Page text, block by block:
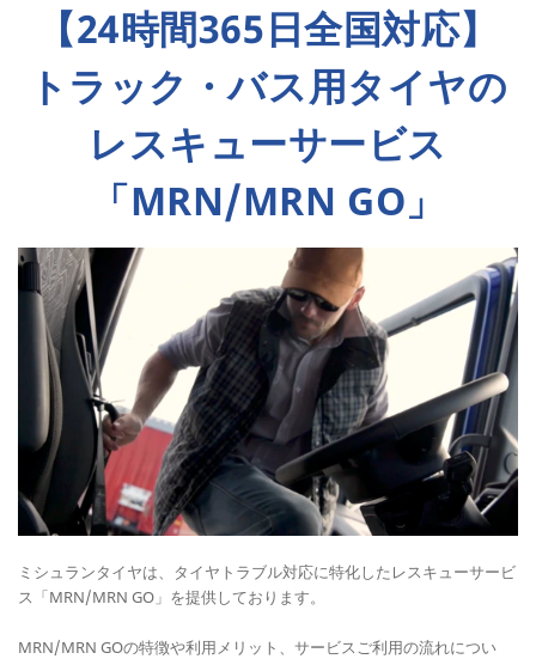
【24時間365日全国対応】
トラック・バス用タイヤの
レスキューサービス
「MRN/MRN GO」
ミシュランタイヤは、タイヤトラブル対応に特化したレスキューサービ
ス「MRN/MRN GO」を提供しております。
MRN/MRN GOの特徴や利用メリット、サービスご利用の流れについ